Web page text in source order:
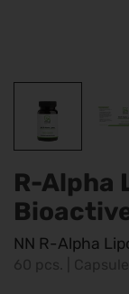
R-Alpha
NN R-Alpha